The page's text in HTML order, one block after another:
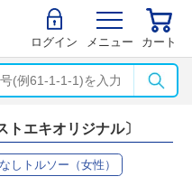
ログイン メニュー カート
エキオリジナル〕
しトルソー（女性）